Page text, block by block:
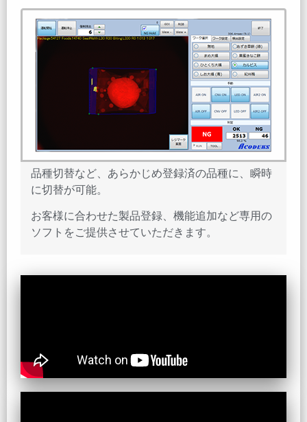
品種切替など、あらかじめ登録済の品種に、瞬時
に切替が可能。
お客様に合わせた製品登録、機能追加など専用の
ソフトをご提供させていただきます。